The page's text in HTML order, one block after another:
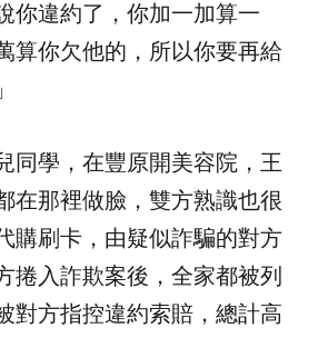
你違約了，你加一加算一
算你欠他的，所以你要再給
同學，在豐原開美容院，王
在那裡做臉，雙方熟識也很
購刷卡，由疑似詐騙的對方
捲入詐欺案後，全家都被列
對方指控違約索賠，總計高